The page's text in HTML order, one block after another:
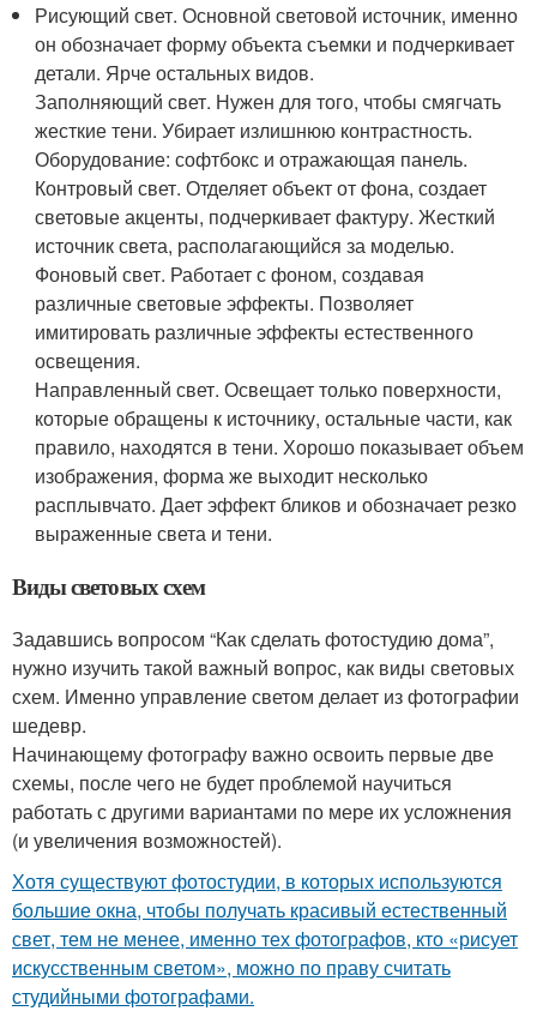
Рисующий свет. Основной световой источник, именно
он обозначает форму объекта съемки и подчеркивает
детали. Ярче остальных видов.
Заполняющий свет. Нужен для того, чтобы смягчать
жесткие тени. Убирает излишнюю контрастность.
Оборудование: софтбокс и отражающая панель.
Контровый свет. Отделяет объект от фона, создает
световые акценты, подчеркивает фактуру. Жесткий
источник света, располагающийся за моделью.
Фоновый свет. Работает с фоном, создавая
различные световые эффекты. Позволяет
имитировать различные эффекты естественного
освещения.
Направленный свет. Освещает только поверхности,
которые обращены к источнику, остальные части, как
правило, находятся в тени. Хорошо показывает объем
изображения, форма же выходит несколько
расплывчато. Дает эффект бликов и обозначает резко
выраженные света и тени.
Виды световых схем
Задавшись вопросом “Как сделать фотостудию дома”,
нужно изучить такой важный вопрос, как виды световых
схем. Именно управление светом делает из фотографии
шедевр.
Начинающему фотографу важно освоить первые две
схемы, после чего не будет проблемой научиться
работать с другими вариантами по мере их усложнения
(и увеличения возможностей).
Хотя существуют фотостудии, в которых используются
большие окна, чтобы получать красивый естественный
свет, тем не менее, именно тех фотографов, кто «рисует
искусственным светом», можно по праву считать
студийными фотографами.